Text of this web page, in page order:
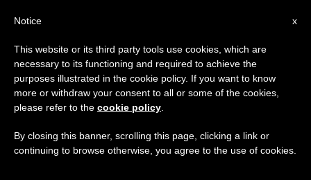
El obispo «maestro de la fe»;
insiste el Sínodo
×
Aviso importante
Del 27 de julio al 7 de agosto haremos la pausa
anual, aprovechando que en el periodo de verano
se generan menos informaciones y también el
x
Notice
This website or its third party tools use cookies, which are
necessary to its functioning and required to achieve the
purposes illustrated in the cookie policy. If you want to know
more or withdraw your consent to all or some of the cookies,
please refer to the cookie policy
By closing this banner, scrolling this page, clicking a link or
continuing to browse otherwise, you agree to the use of cookies.